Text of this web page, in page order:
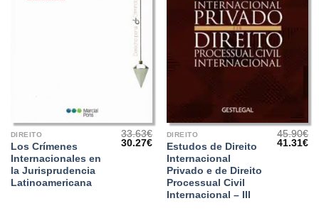
DIREITO
Los Crímenes
Internacionales en
la Jurisprudencia
Latinoamericana
33.63€
O
30.27€O
preço
atual
30.27€.
DIREITO
Estudos de Direito
Internacional
Privado e de Direito
Processual Civil
Internacional – III
45.90€
O
41.31€O